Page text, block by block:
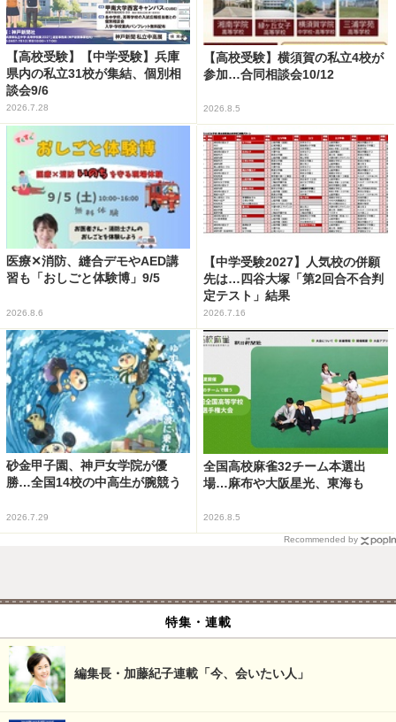
【高校受験】【中学受験】兵庫
県内の私立31校が集結、個別相
談会9/6
2026.7.28
【高校受験】横須賀の私立4校が
参加…合同相談会10/12
2026.8.5
医療✕消防、縫合デモやAED講
習も「おしごと体験博」9/5
2026.8.6
【中学受験2027】人気校の併願
先は…四谷大塚「第2回合不合判
定テスト」結果
2026.7.16
砂金甲子園、神戸女学院が優
勝…全国14校の中高生が腕競う
2026.7.29
全国高校麻雀32チーム本選出
場…麻布や大阪星光、東海も
2026.8.5
Recommended by
特集・連載
編集長・加藤紀子連載「今、会いたい人」